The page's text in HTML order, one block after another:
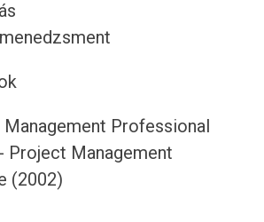
Professional
Project Management
(2002)